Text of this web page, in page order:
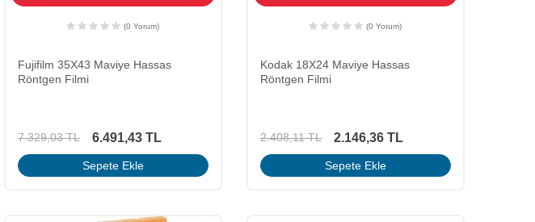
(0 Yorum)
Fujifilm 35X43 Maviye Hassas
Röntgen Filmi
7.329,03TL 6.491,43TL
Sepete Ekle
(0 Yorum)
Kodak 18X24 Maviye Hassas
Röntgen Filmi
2.408,11TL 2.146,36TL
Sepete Ekle